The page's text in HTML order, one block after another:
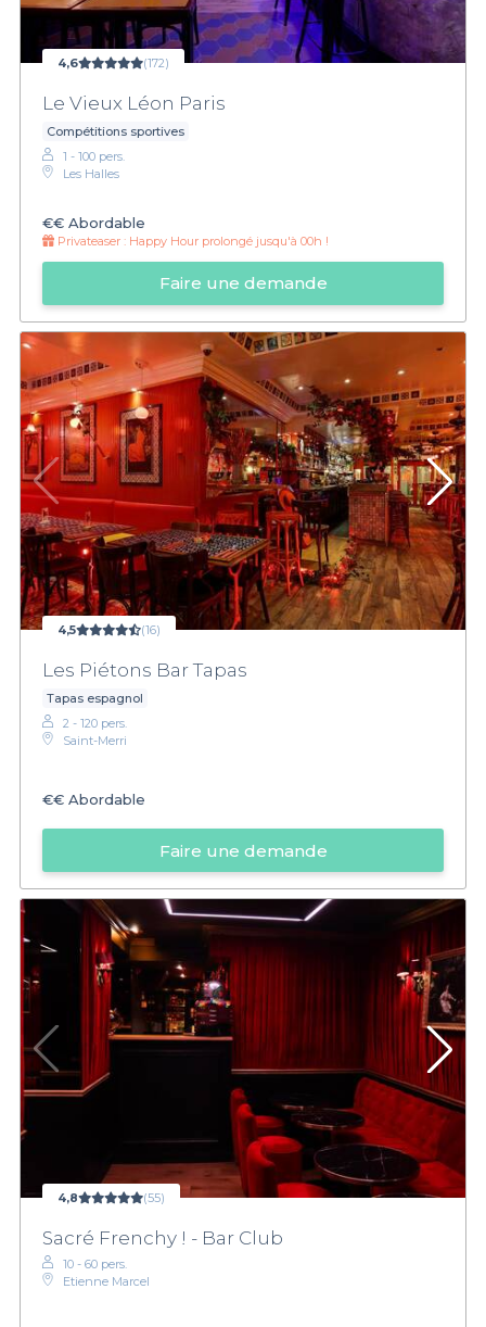
4,6 (172)
Le Vieux Léon Paris
Compétitions sportives
1 - 100 pers.
Les Halles
€€ Abordable
Privateaser : Happy Hour prolongé jusqu'à 00h !
Faire une demande
4,5 (16)
Les Piétons Bar Tapas
Tapas espagnol
2 - 120 pers.
Saint-Merri
€€ Abordable
Faire une demande
4,8 (55)
Sacré Frenchy ! - Bar Club
10 - 60 pers.
Etienne Marcel